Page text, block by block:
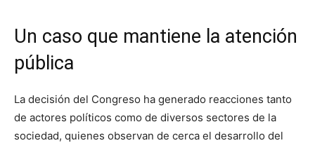
Un caso que mantiene la atención
pública
La decisión del Congreso ha generado reacciones tanto
de actores políticos como de diversos sectores de la
sociedad, quienes observan de cerca el desarrollo del